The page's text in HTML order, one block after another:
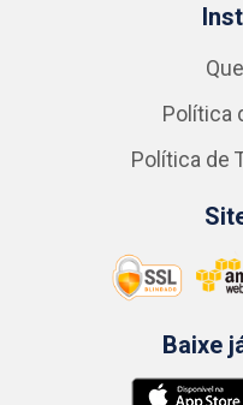
Política
Política de
Baixe